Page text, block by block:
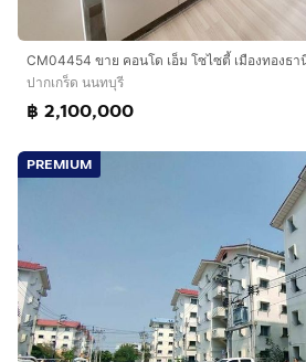
ปากเกร็ด นนทบุรี
฿ 2,100,000
PREMIUM